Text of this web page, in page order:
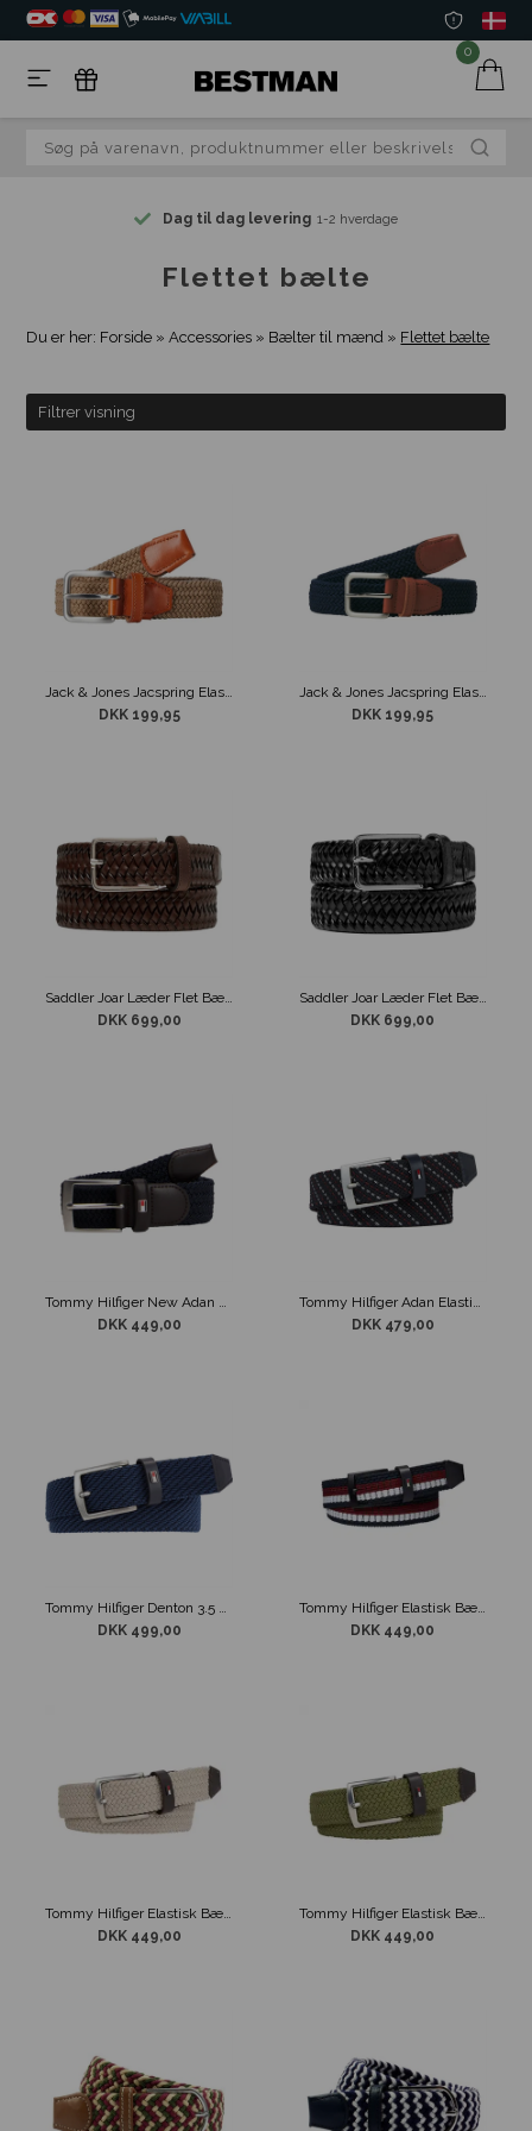
0
Dag til dag levering 1-2 hverdage
Flettet bælte
Du er her: Forside »Accessories » Bælter til mænd » Flettet bælte
Filtrer visning
Jack & Jones Jacspring Elastisk 3,0 cm Bælte Beige
DKK 199,95
Jack & Jones Jacspring Elastisk 3,0 cm Bælte Navy
DKK 199,95
DKK 699,00
Saddler Joar Læder Flet Bælte Sort
DKK 699,00
Tommy Hilfiger New Adan Elastisk Bælte Sort
DKK 449,00
Tommy Hilfiger Adan Elastisk Flet Bælte
DKK 479,00
Tommy Hilfiger Denton 3.5 Elastisk Flet Bælte Navy
DKK 499,00
Tommy Hilfiger Elastisk Bælte Adan 3.5 Stribe
DKK 449,00
DKK 449,00
Tommy Hilfiger Elastisk Bælte Denton Grøn
DKK 449,00